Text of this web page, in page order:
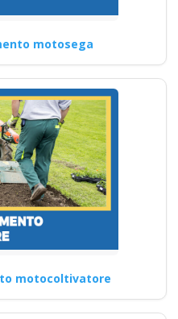
motosega
motocoltivatore